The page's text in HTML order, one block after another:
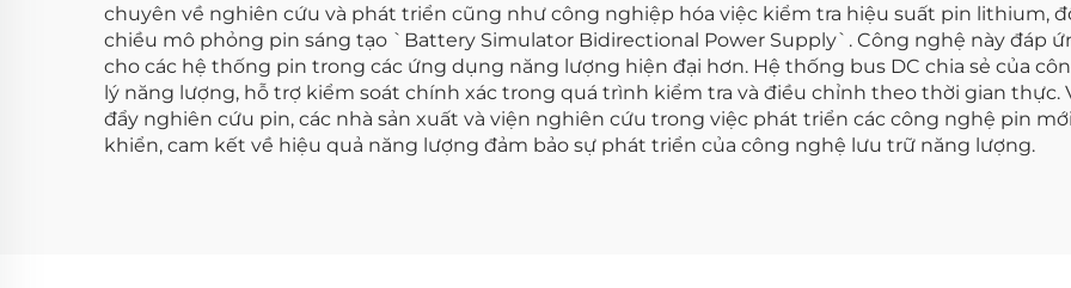
chuyên về nghiên cứu và phát triển cũng như công nghiệp hóa việc kiểm tra hiệu suất pin lithium,
chiều mô phỏng pin sáng tạo `Battery Simulator Bidirectional Power Supply`. Công nghệ này đáp
cho các hệ thống pin trong các ứng dụng năng lượng hiện đại hơn. Hệ thống bus DC chia sẻ của
lý năng lượng, hỗ trợ kiểm soát chính xác trong quá trình kiểm tra và điều chỉnh theo thời gian
đẩy nghiên cứu pin, các nhà sản xuất và viện nghiên cứu trong việc phát triển các công nghệ pin
khiển, cam kết về hiệu quả năng lượng đảm bảo sự phát triển của công nghệ lưu trữ năng lượng.